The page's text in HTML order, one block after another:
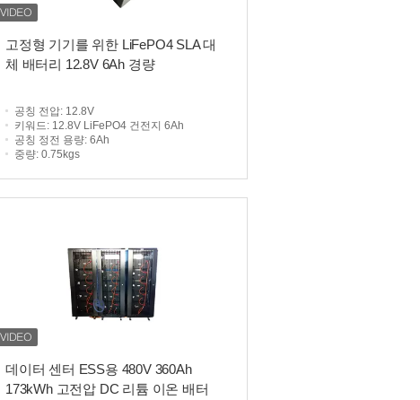
고정형 기기를 위한 LiFePO4 SLA 대
체 배터리 12.8V 6Ah 경량
공칭 전압: 12.8V
키워드: 12.8V LiFePO4 건전지 6Ah
공칭 정전 용량: 6Ah
중량: 0.75kgs
데이터 센터 ESS용 480V 360Ah
173kWh 고전압 DC 리튬 이온 배터